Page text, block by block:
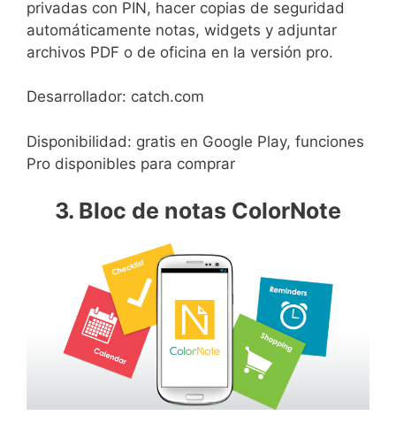
privadas con PIN, hacer copias de seguridad
automáticamente notas, widgets y adjuntar
archivos PDF o de oficina en la versión pro.
Desarrollador: catch.com
Disponibilidad: gratis en Google Play, funciones
Pro disponibles para comprar
3. Bloc de notas ColorNote